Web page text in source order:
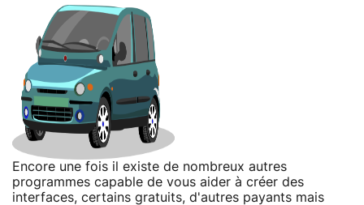
Encore une fois il existe de nombreux autres
programmes capable de vous aider à créer des
interfaces, certains gratuits, d'autres payants mais